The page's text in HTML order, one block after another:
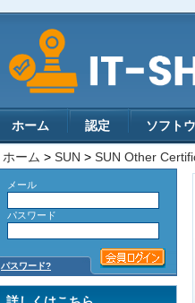
ホーム 認定 ソフト
ホーム > SUN > SUN Other
メール
パスワード
パスワード?